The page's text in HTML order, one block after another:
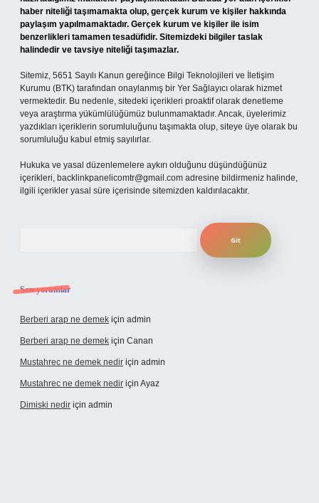
haber niteliği taşımamakta olup, gerçek kurum ve kişiler hakkında
paylaşım yapılmamaktadır. Gerçek kurum ve kişiler ile isim
benzerlikleri tamamen tesadüfidir. Sitemizdeki bilgiler taslak
halindedir ve tavsiye niteliği taşımazlar.
Sitemiz, 5651 Sayılı Kanun gereğince Bilgi Teknolojileri ve İletişim
Kurumu (BTK) tarafından onaylanmış bir Yer Sağlayıcı olarak hizmet
vermektedir. Bu nedenle, sitedeki içerikleri proaktif olarak denetleme
veya araştırma yükümlülüğümüz bulunmamaktadır. Ancak, üyelerimiz
yazdıkları içeriklerin sorumluluğunu taşımakta olup, siteye üye olarak bu
sorumluluğu kabul etmiş sayılırlar.
Hukuka ve yasal düzenlemelere aykırı olduğunu düşündüğünüz
içerikleri, backlinkpanelicomtr@gmail.com adresine bildirmeniz halinde,
ilgili içerikler yasal süre içerisinde sitemizden kaldırılacaktır.
Son yorumlar
Berberi arap ne demek için admin
Berberi arap ne demek için Canan
Mustahrec ne demek nedir için admin
Mustahrec ne demek nedir için Ayaz
Dimiski nedir için admin